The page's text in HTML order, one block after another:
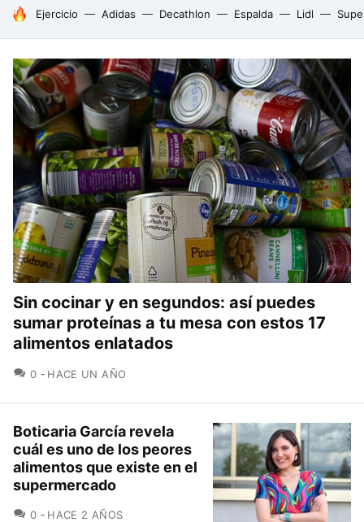
HOY SE HABLA DE
Ejercicio Adidas Decathlon Espalda Lidl
Sin cocinar y en segundos: así puedes
sumar proteínas a tu mesa con estos 17
alimentos enlatados
0 COMENTARIOS
HACE UN AÑO
Boticaria García revela
cuál es uno de los peores
alimentos que existe en el
supermercado
0 COMENTARIOS
HACE 2 AÑOS